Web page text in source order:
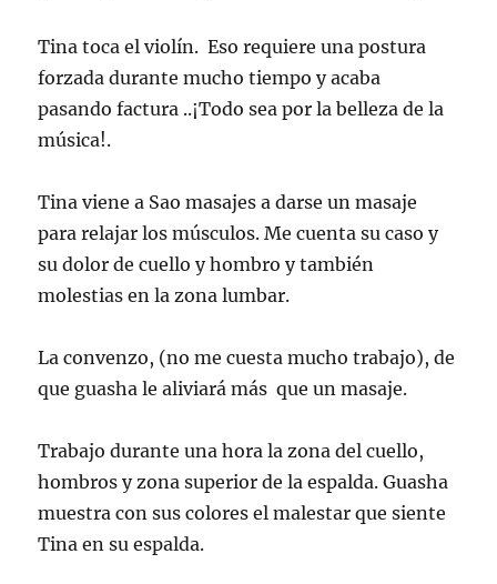
Tina toca el violín. Eso requiere una postura
forzada durante mucho tiempo y acaba
pasando factura ..¡Todo sea por la belleza de la
música!.
Tina viene a Sao masajes a darse un masaje
para relajar los músculos. Me cuenta su caso y
su dolor de cuello y hombro y también
molestias en la zona lumbar.
La convenzo, (no me cuesta mucho trabajo), de
que guasha le aliviará más que un masaje.
Trabajo durante una hora la zona del cuello,
hombros y zona superior de la espalda. Guasha
muestra con sus colores el malestar que siente
Tina en su espalda.